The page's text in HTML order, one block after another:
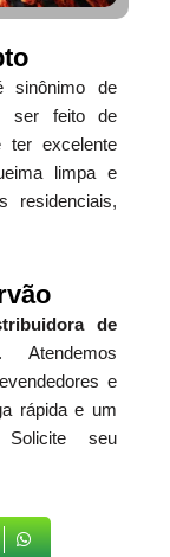
de
ser feito de
ter excelente
limpa e
residenciais,
de
e
rápida e um
seu